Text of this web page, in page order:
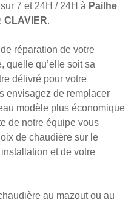
7 et 24H / 24H à Pailhe
CLAVIER.
réparation de votre
quelle qu’elle soit sa
délivré pour votre
envisagez de remplacer
modèle plus économique
de notre équipe vous
de chaudière sur le
et de votre
au mazout ou au